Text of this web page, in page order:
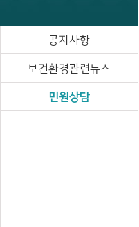
공지사항
보건환경관련뉴스
민원상담